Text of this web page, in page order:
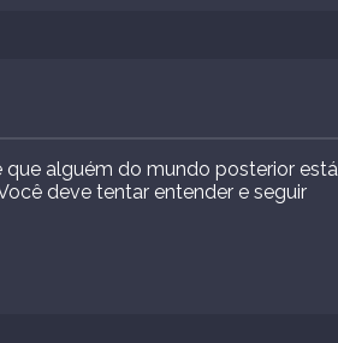
alguém do mundo posterior está
deve tentar entender e seguir